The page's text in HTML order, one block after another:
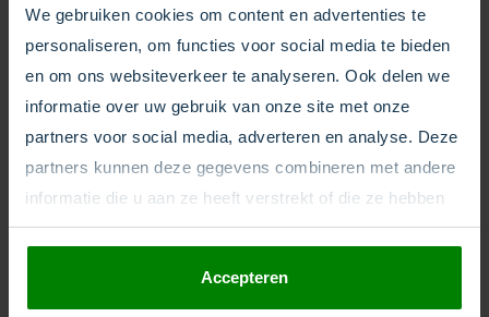
We gebruiken cookies om content en advertenties te
personaliseren, om functies voor social media te bieden
en om ons websiteverkeer te analyseren. Ook delen we
informatie over uw gebruik van onze site met onze
partners voor social media, adverteren en analyse. Deze
partners kunnen deze gegevens combineren met andere
informatie die u aan ze heeft verstrekt of die ze hebben
verzameld op basis van uw gebruik van hun services.
Accepteren
Deze voordelen vertalen zich ook naar grote bedrijven.
Zo wordt MCXess bijvoorbeeld gebruikt door Acer, die
hiermee hun beheersbaarheid optimaliseert en hun
klanten een centraal contactpunt verschaft.
Een kleine functie maakt